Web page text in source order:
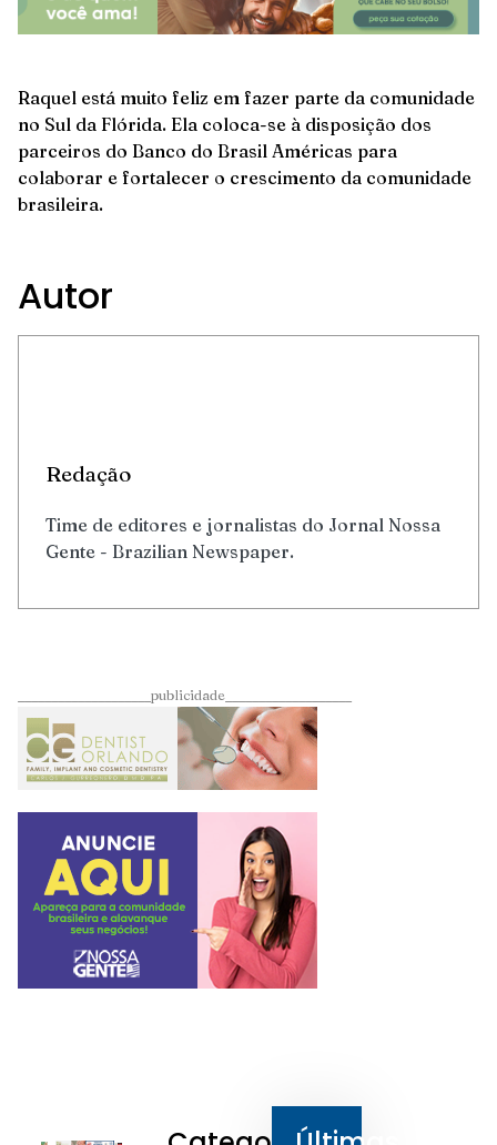
Raquel está muito feliz em fazer parte da comunidade
no Sul da Flórida. Ela coloca-se à disposição dos
parceiros do Banco do Brasil Américas para
colaborar e fortalecer o crescimento da comunidade
brasileira.
Autor
Redação
Time de editores e jornalistas do Jornal Nossa
Gente - Brazilian Newspaper.
____________________publicidade___________________